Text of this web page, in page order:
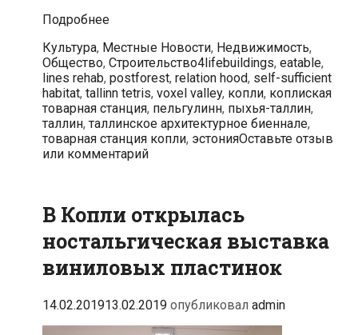
ПодробнееСмотрите,
может
выглядеть
новый
жилой
район
у
товарной
станции
Рубрики
Культура, Местные Новости, Недвижимость,
Общество, СтроительствоМетки
4lifebuildings, eatable,
lines rehab, postforest, relation hood, self-sufficient
habitat, tallinn tetris, voxel valley, копли, коплиская
товарная станция, пельгулинн, пыхья-таллин,
таллин, таллинское архитектурное биеннале,
товарная станция копли, эстонияОставьте отзыв
или комментарий
В Копли открылась
ностальгическая выставка
виниловых пластинок
14.02.201913.02.2019 опубликовал admin